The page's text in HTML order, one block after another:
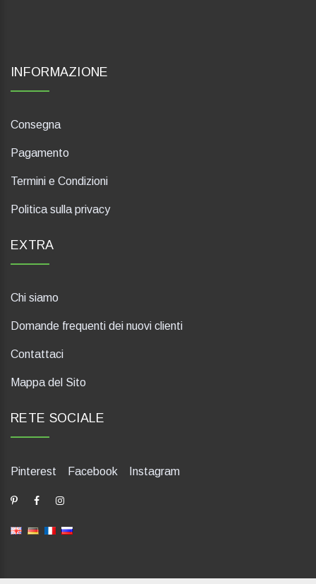
INFORMAZIONE
Consegna
Pagamento
Termini e Condizioni
Politica sulla privacy
EXTRA
Chi siamo
Domande frequenti dei nuovi clienti
Contattaci
Mappa del Sito
RETE SOCIALE
Pinterest Facebook Instagram